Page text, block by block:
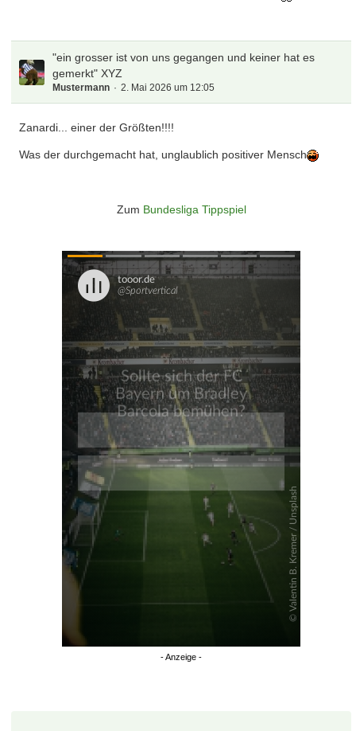
"ein grosser ist von uns gegangen und keiner hat es
gemerkt" XYZ
Mustermann 2. Mai 2026 um 12:05
Zanardi... einer der Größten!!!!
Was der durchgemacht hat, unglaublich positiver Mensch
Zum Bundesliga Tippspiel
Überspringen